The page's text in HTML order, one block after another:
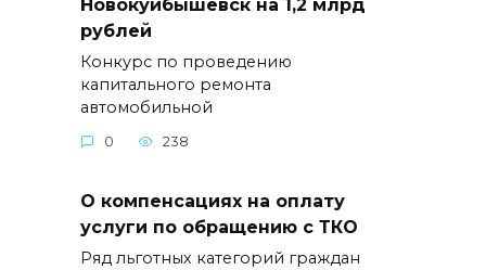
Новокуйбышевск на 1,2 млрд
рублей
Конкурс по проведению
капитального ремонта
автомобильной
0 238
О компенсациях на оплату
услуги по обращению с ТКО
Ряд льготных категорий граждан